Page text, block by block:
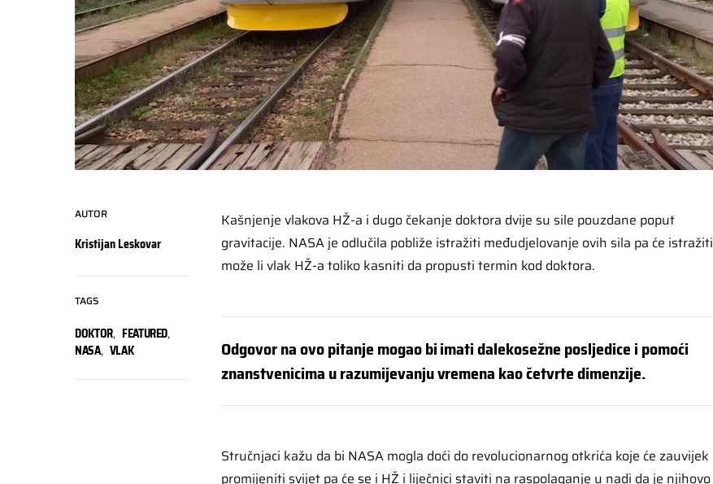
AUTOR
Kristijan Leskovar
TAGS
DOKTOR, FEATURED,
NASA, VLAK
Kašnjenje vlakova HŽ-a i dugo čekanje doktora dvije su sile pouzdane poput
gravitacije. NASA je odlučila pobliže istražiti međudjelovanje ovih sila pa će istražiti
može li vlak HŽ-a toliko kasniti da propusti termin kod doktora.
Odgovor na ovo pitanje mogao bi imati dalekosežne posljedice i pomoći
znanstvenicima u razumijevanju vremena kao četvrte dimenzije.
Stručnjaci kažu da bi NASA mogla doći do revolucionarnog otkrića koje će zauvijek
promijeniti svijet pa će se i HŽ i liječnici staviti na raspolaganje u nadi da je njihovo